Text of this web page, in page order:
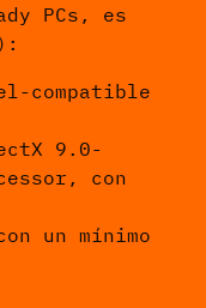
PCs, es
compatible
9.0-
con
un mínimo